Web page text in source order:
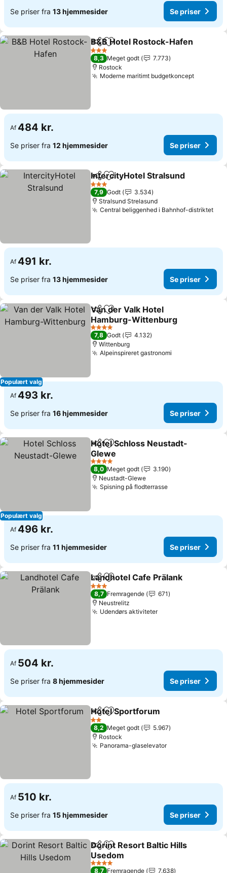
Se priser fra 13 hjemmesider Se priser
Del Føj til favoritter
B&B Hotel Rostock-Hafen
3 Stjerner
8,3 Meget godt
7.773
Rostock
Moderne maritimt budgetkoncept
Af 484 kr.
Se priser fra 12 hjemmesider Se priser
Del Føj til favoritter
IntercityHotel Stralsund
3 Stjerner
7,9 Godt
3.534
Stralsund Strelasund
Central beliggenhed i Bahnhof-distriktet
Af 491 kr.
Se priser fra 13 hjemmesider Se priser
Populært valg
Del Føj til favoritter
Van der Valk Hotel
Hamburg-Wittenburg
4 Stjerner
7,8 Godt
4.132
Wittenburg
Alpeinspireret gastronomi
Af 493 kr.
Se priser fra 16 hjemmesider Se priser
Populært valg
Del Føj til favoritter
Hotel Schloss Neustadt-
Glewe
4 Stjerner
8,0 Meget godt
3.190
Neustadt-Glewe
Spisning på flodterrasse
Af 496 kr.
Se priser fra 11 hjemmesider Se priser
Del Føj til favoritter
Landhotel Cafe Prälank
3 Stjerner
8,7 Fremragende
671
Neustrelitz
Udendørs aktiviteter
Af 504 kr.
Se priser fra 8 hjemmesider Se priser
Del Føj til favoritter
Hotel Sportforum
2 Stjerner
8,2 Meget godt
5.967
Rostock
Panorama-glaselevator
Af 510 kr.
Se priser fra 15 hjemmesider Se priser
Del Føj til favoritter
Dorint Resort Baltic Hills
Usedom
4 Stjerner
8,7 Fremragende 7.638